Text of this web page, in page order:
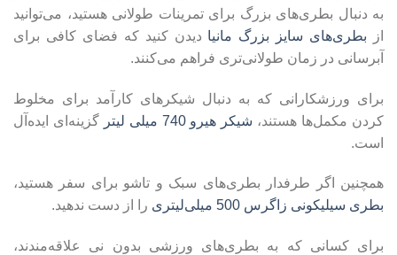
به دنبال بطری‌های بزرگ برای تمرینات طولانی هستید، می‌توانید
از بطری‌های سایز بزرگ مانیا دیدن کنید که فضای کافی برای
آبرسانی در زمان طولانی‌تری فراهم می‌کنند.
برای ورزشکارانی که به دنبال شیکرهای کارآمد برای مخلوط
کردن مکمل‌ها هستند، شیکر هیرو 740 میلی لیتر
گزینه‌ای ایده‌آل
است.
همچنین اگر طرفدار بطری‌های سبک و تاشو برای سفر هستید،
بطری سیلیکونی زاگرس 500 میلی‌لیتری
را از دست ندهید.
برای کسانی که به بطری‌های ورزشی بدون نی علاقه‌مندند،